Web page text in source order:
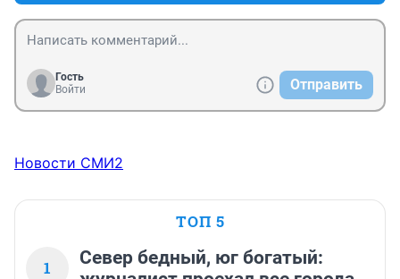
Гость
Войти
Отправить
Новости СМИ2
ТОП 5
1
Север бедный, юг богатый: